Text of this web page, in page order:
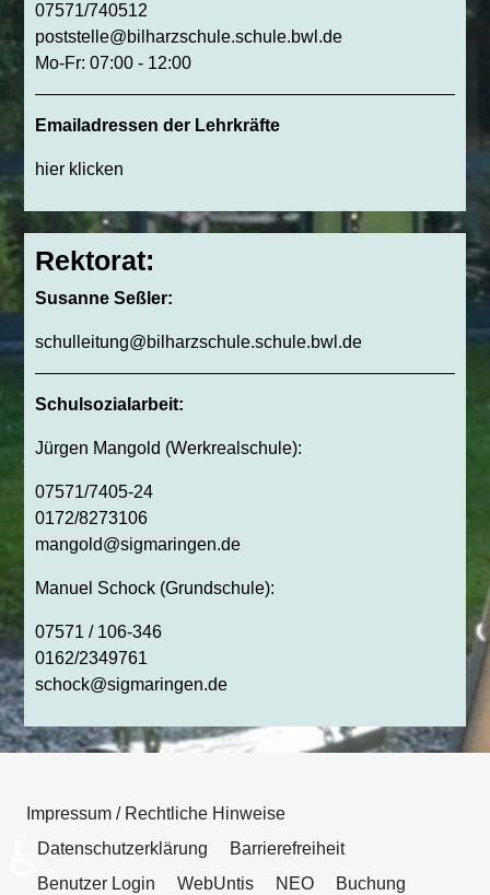
07571/740512
poststelle@bilharzschule.schule.bwl.de
Mo-Fr: 07:00 - 12:00
Emailadressen der Lehrkräfte
hier klicken
Rektorat:
Susanne Seßler:
schulleitung@bilharzschule.schule.bwl.de
Schulsozialarbeit:
Jürgen Mangold (Werkrealschule):
07571/7405-24
0172/8273106
mangold@sigmaringen.de
Manuel Schock (Grundschule):
07571 / 106-346
0162/2349761
schock@sigmaringen.de
Impressum / Rechtliche Hinweise
Datenschutzerklärung
Barrierefreiheit
Benutzer Login
WebUntis NEO Buchung